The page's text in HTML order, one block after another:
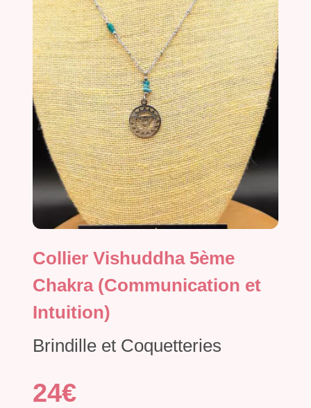
Collier Vishuddha 5ème
Chakra (Communication et
Intuition)
Brindille et Coquetteries
24€